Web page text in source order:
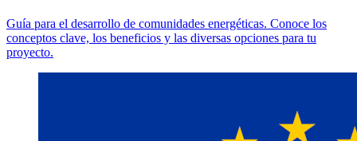
Guía para el desarrollo de comunidades energéticas. Conoce los
conceptos clave, los beneficios y las diversas opciones para tu
proyecto.